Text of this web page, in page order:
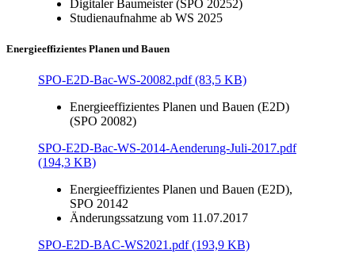
Digitaler Baumeister (SPO 20252)
Studienaufnahme ab WS 2025
Energieeffizientes Planen und Bauen
SPO-E2D-Bac-WS-20082.pdf (83,5 KB)
Energieeffizientes Planen und Bauen (E2D)
(SPO 20082)
SPO-E2D-Bac-WS-2014-Aenderung-Juli-2017.pdf
(194,3 KB)
Energieeffizientes Planen und Bauen (E2D),
SPO 20142
Änderungssatzung vom 11.07.2017
SPO-E2D-BAC-WS2021.pdf (193,9 KB)